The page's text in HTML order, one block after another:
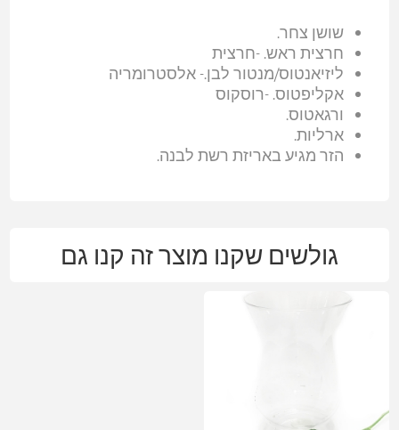
שושן צחר.
חרצית ראש. -חרצית
ליזיאנטוס/מנטור לבן.- אלסטרומריה
אקליפטוס. -רוסקוס
ורגאטוס.
ארליות.
הזר מגיע באריזת רשת לבנה.
גולשים שקנו מוצר זה קנו גם